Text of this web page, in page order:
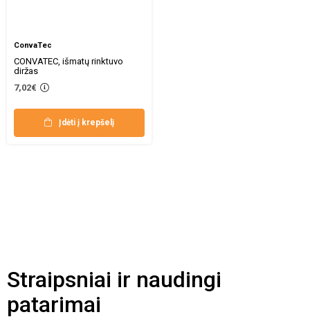
ConvaTec
CONVATEC, išmatų rinktuvo
diržas
7,02€
Įdėti į krepšelį
Straipsniai ir naudingi
patarimai